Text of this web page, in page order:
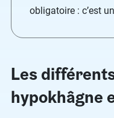
obligatoire : c’est
Les
hypokhâgne